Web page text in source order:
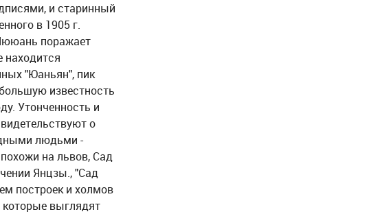
и старинный
в 1905 г.
поражает
находится
"Юаньян", пик
известность
Утонченность и
о
людьми -
на львов, Сад
Янцзы., "Сад
построек и холмов
которые выглядят